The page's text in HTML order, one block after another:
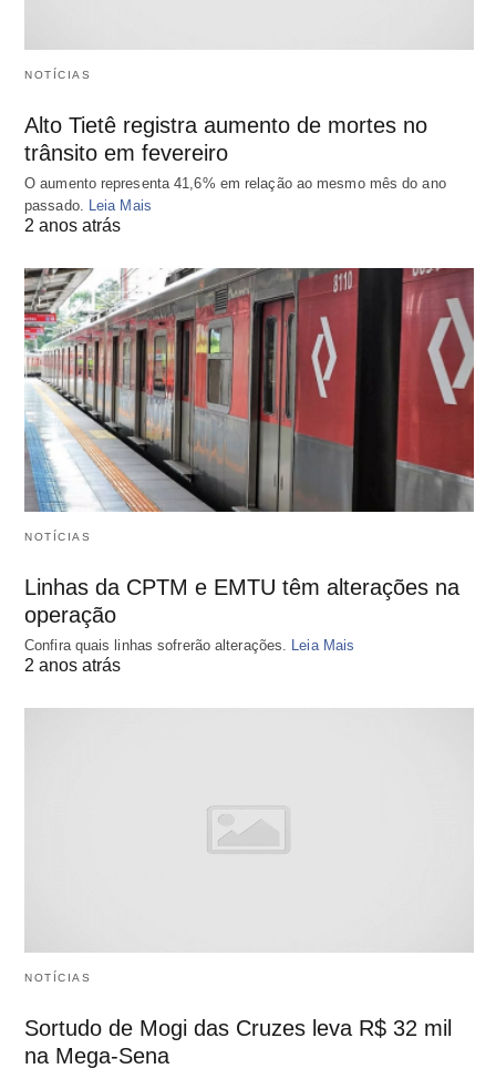
NOTÍCIAS
Alto Tietê registra aumento de mortes no
trânsito em fevereiro
O aumento representa 41,6% em relação ao mesmo mês do ano
passado.
Leia Mais
2 anos atrás
NOTÍCIAS
Linhas da CPTM e EMTU têm alterações na
operação
Confira quais linhas sofrerão alterações. Leia Mais
2 anos atrás
NOTÍCIAS
Sortudo de Mogi das Cruzes leva R$ 32 mil
na Mega-Sena